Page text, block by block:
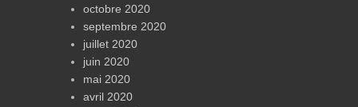
octobre 2020
septembre 2020
juillet 2020
juin 2020
mai 2020
avril 2020